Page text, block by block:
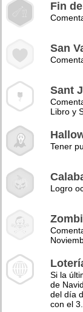
Fin
San
Sant
Libro y
Tener
Logro
Si la
de
del día
con el 3.